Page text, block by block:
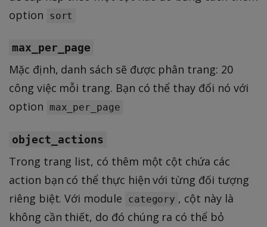
option
sort
max_per_page
Mặc định, danh sách sẽ được phân trang: 20
công việc mỗi trang. Bạn có thể thay đổi nó với
option
max_per_page
object_actions
Trong trang list, có thêm một cột chứa các
action bạn có thể thực hiện với từng đối tượng
riêng biệt. Với module
category , cột này là
không cần thiết, do đó chúng ra có thể bỏ